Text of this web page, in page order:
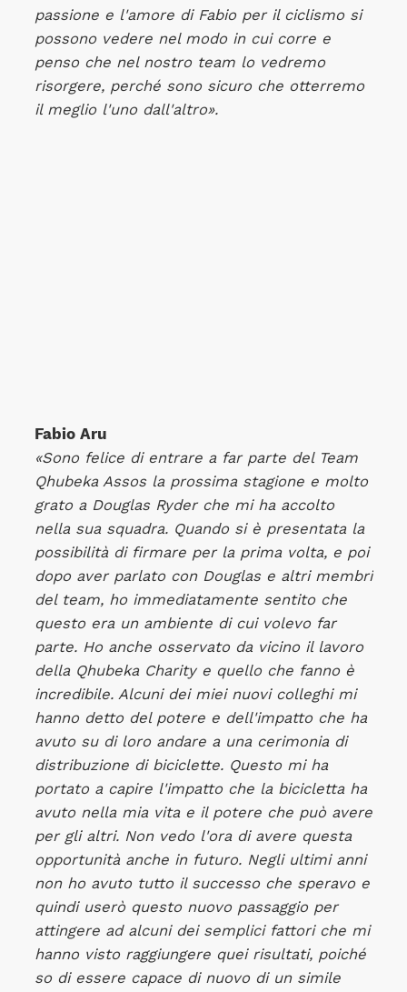
passione e l'amore di Fabio per il ciclismo si
possono vedere nel modo in cui corre e
penso che nel nostro team lo vedremo
risorgere, perché sono sicuro che otterremo
il meglio l'uno dall'altro».
Fabio Aru
«Sono felice di entrare a far parte del Team
Qhubeka Assos la prossima stagione e molto
grato a Douglas Ryder che mi ha accolto
nella sua squadra. Quando si è presentata la
possibilità di firmare per la prima volta, e poi
dopo aver parlato con Douglas e altri membri
del team, ho immediatamente sentito che
questo era un ambiente di cui volevo far
parte. Ho anche osservato da vicino il lavoro
della Qhubeka Charity e quello che fanno è
incredibile. Alcuni dei miei nuovi colleghi mi
hanno detto del potere e dell'impatto che ha
avuto su di loro andare a una cerimonia di
distribuzione di biciclette. Questo mi ha
portato a capire l'impatto che la bicicletta ha
avuto nella mia vita e il potere che può avere
per gli altri. Non vedo l'ora di avere questa
opportunità anche in futuro. Negli ultimi anni
non ho avuto tutto il successo che speravo e
quindi userò questo nuovo passaggio per
attingere ad alcuni dei semplici fattori che mi
hanno visto raggiungere quei risultati, poiché
so di essere capace di nuovo di un simile